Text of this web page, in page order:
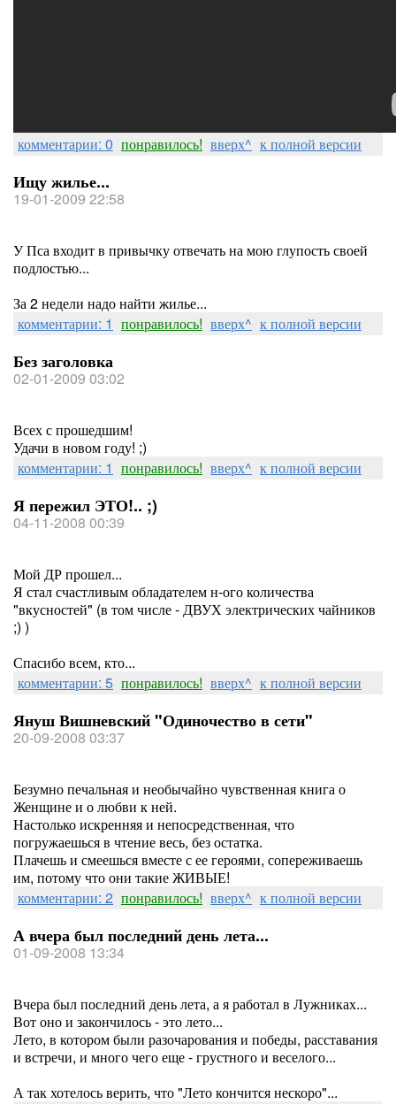
комментарии: 0 понравилось! вверх^ к полной версии
Ищу жилье...
19-01-2009 22:58
У Пса входит в привычку отвечать на мою глупость своей
подлостью...
За 2 недели надо найти жилье...
комментарии: 1 понравилось! вверх^ к полной версии
Без заголовка
02-01-2009 03:02
Всех с прошедшим!
Удачи в новом году! ;)
комментарии: 1 понравилось! вверх^ к полной версии
Я пережил ЭТО!.. ;)
04-11-2008 00:39
Мой ДР прошел...
Я стал счастливым обладателем н-ого количества
"вкусностей" (в том числе - ДВУХ электрических чайников
;) )
Спасибо всем, кто...
комментарии: 5 понравилось! вверх^ к полной версии
Януш Вишневский "Одиночество в сети"
20-09-2008 03:37
Безумно печальная и необычайно чувственная книга о
Женщине и о любви к ней.
Настолько искренняя и непосредственная, что
погружаешься в чтение весь, без остатка.
Плачешь и смеешься вместе с ее героями, сопереживаешь
им, потому что они такие ЖИВЫЕ!
комментарии: 2 понравилось! вверх^ к полной версии
А вчера был последний день лета...
01-09-2008 13:34
Вчера был последний день лета, а я работал в Лужниках...
Вот оно и закончилось - это лето...
Лето, в котором были разочарования и победы, расставания
и встречи, и много чего еще - грустного и веселого...
А так хотелось верить, что "Лето кончится нескоро"...